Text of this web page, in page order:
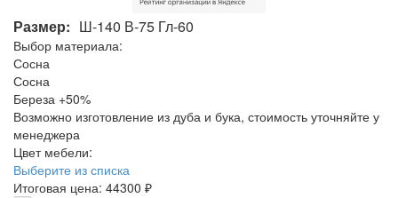
Размер: Ш-140 В-75 Гл-60
Выбор материала:
Сосна
Сосна
Береза +50%
Возможно изготовление из дуба и бука, стоимость уточняйте у
менеджера
Цвет мебели:
Выберите из списка
Итоговая цена: 44300 ₽